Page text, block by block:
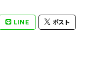
LINE ポスト